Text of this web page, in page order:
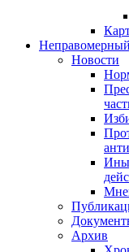
Новости
Архив